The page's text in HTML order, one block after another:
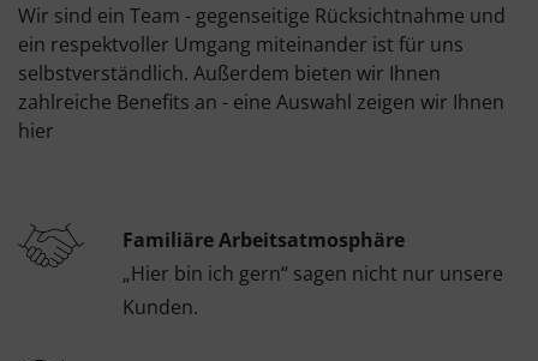
Wir sind ein Team - gegenseitige Rücksichtnahme und
ein respektvoller Umgang miteinander ist für uns
selbstverständlich. Außerdem bieten wir Ihnen
zahlreiche Benefits an - eine Auswahl zeigen wir Ihnen
hier
Familiäre Arbeitsatmosphäre
„Hier bin ich gern“ sagen nicht nur unsere
Kunden.